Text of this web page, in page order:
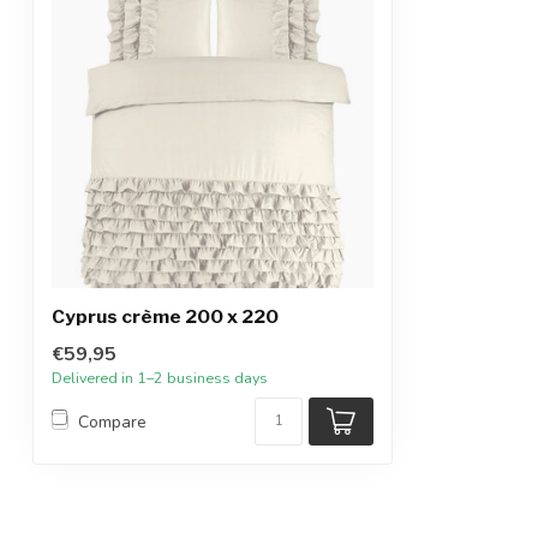
Cyprus crème 200 x 220
€59,95
Delivered in 1–2 business days
Compare